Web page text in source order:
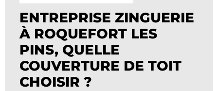
ENTREPRISE ZINGUERIE
À ROQUEFORT LES
PINS, QUELLE
COUVERTURE DE TOIT
CHOISIR ?